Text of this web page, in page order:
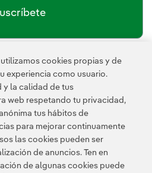
política de privacidad de la
se abre en ventana nueva.
por reCAPTCHA y se aplican la
Términos de servicio de
cookies propias y de
experiencia como usuario.
y la calidad de tus
web respetando tu privacidad,
tus hábitos de
para mejorar continuamente
las cookies pueden ser
de anuncios. Ten en
de algunas cookies puede